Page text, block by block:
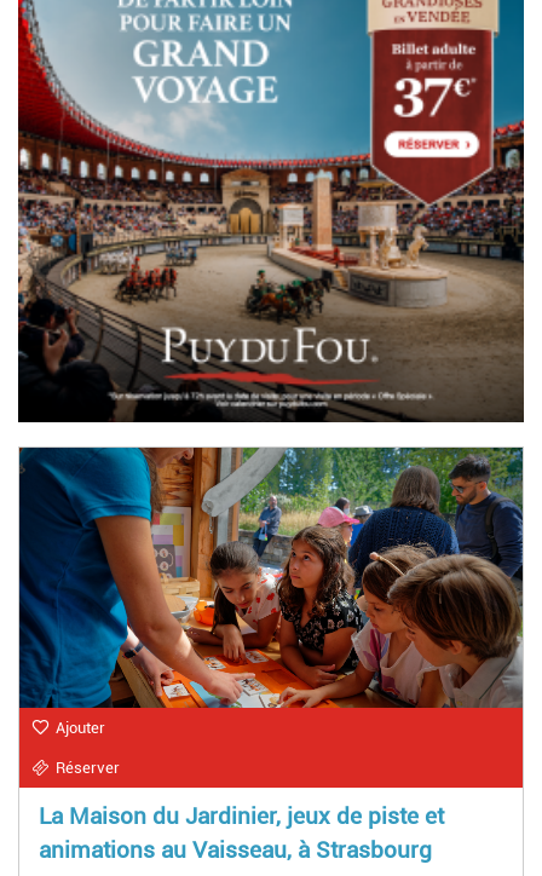
Ajouter
Réserver
La Maison du Jardinier, jeux de piste et
animations au Vaisseau, à Strasbourg